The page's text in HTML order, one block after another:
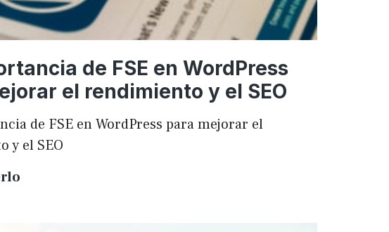
de FSE en WordPress
el rendimiento y el SEO
de FSE en WordPress para mejorar el
y el SEO